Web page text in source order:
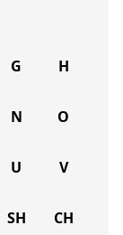
G H
N O
U V
SH CH